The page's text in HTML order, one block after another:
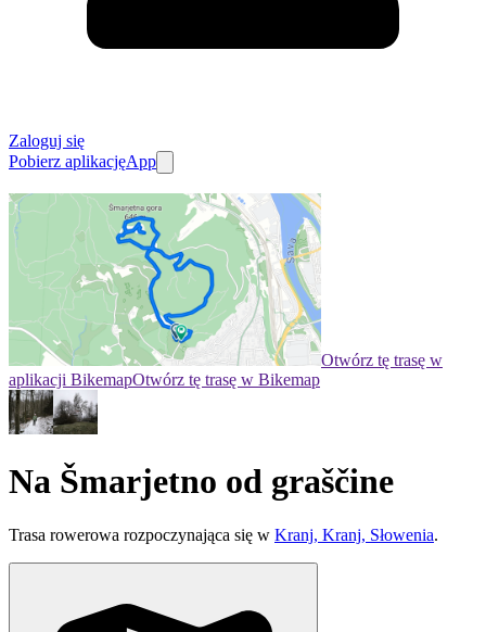
Zaloguj się
Pobierz aplikacjęApp
Otwórz tę trasę w
aplikacji BikemapOtwórz tę trasę w Bikemap
Na Šmarjetno od graščine
Trasa rowerowa rozpoczynająca się w Kranj, Kranj, Słowenia.